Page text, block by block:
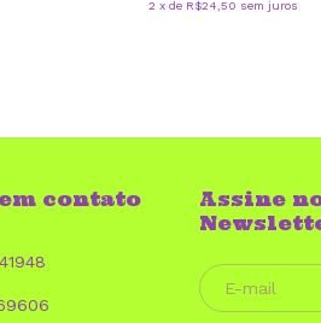
2 x de R$24,50 sem juros
contato
Assine